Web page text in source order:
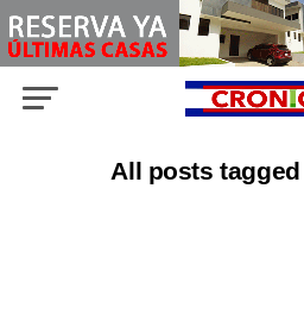
All posts